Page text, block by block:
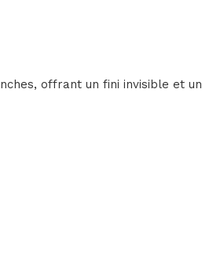
offrant un fini invisible et